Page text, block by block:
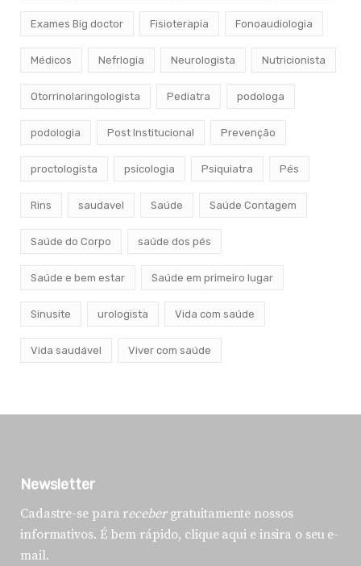
Exames Big doctor Fisioterapia Fonoaudiologia
Médicos Nefrlogia Neurologista Nutricionista
Otorrinolaringologista Pediatra podologa
podologia Post Institucional Prevenção
proctologista psicologia Psiquiatra Pés
Rins saudavel Saúde Saúde Contagem
Saúde do Corpo saúde dos pés
Saúde e bem estar Saúde em primeiro lugar
Sinusite urologista Vida com saúde
Vida saudável Viver com saúde
Newsletter
Cadastre-se para recebergratuitamente nossos
informativos. É bem rápido, clique aqui e insira o seu e-
mail.